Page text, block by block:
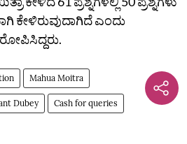
ಕೇಳಿರುವುದಾಗಿದೆ ಎಂದು
Mahua Moitra
Dubey Cash for queries